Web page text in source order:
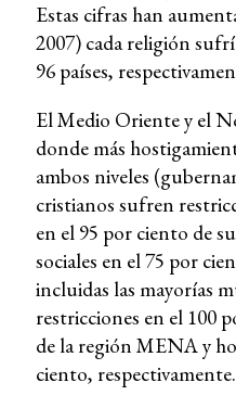
Estas cifras han
2007) cada religión
96 países,
El Medio Oriente y el
donde más
ambos niveles
cristianos sufren
en el 95 por ciento de
sociales en el 75 por
incluidas las mayorías
restricciones en el 100
de la región MENA y
ciento, respectivamente.